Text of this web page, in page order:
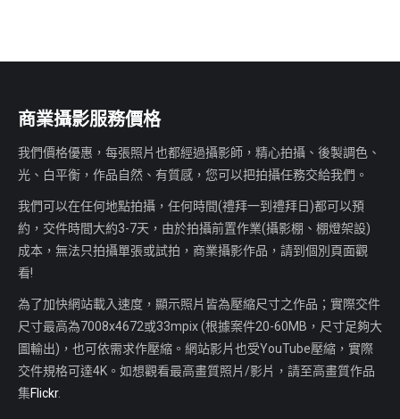
商業攝影服務價格
我們價格優惠，每張照片也都經過攝影師，精心拍攝、後製調色、
光、白平衡，作品自然、有質感，您可以把拍攝任務交給我們。
我們可以在任何地點拍攝，任何時間(禮拜一到禮拜日)都可以預
約，交件時間大約3-7天，由於拍攝前置作業(攝影棚、棚燈架設)
成本，無法只拍攝單張或試拍，商業攝影作品，請到個別頁面觀
看!
為了加快網站載入速度，顯示照片皆為壓縮尺寸之作品；實際交件
尺寸最高為7008x4672或33mpix (根據案件20-60MB，尺寸足夠大
圖輸出)，也可依需求作壓縮。網站影片也受YouTube壓縮，實際
交件規格可達4K。如想觀看最高畫質照片/影片，請至高畫質作品
集Flickr.